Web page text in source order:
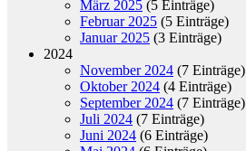
März 2025 (5 Einträge)
Februar 2025 (5 Einträge)
Januar 2025 (3 Einträge)
2024
November 2024 (7 Einträge)
Oktober 2024 (4 Einträge)
September 2024 (7 Einträge)
Juli 2024 (7 Einträge)
Juni 2024 (6 Einträge)